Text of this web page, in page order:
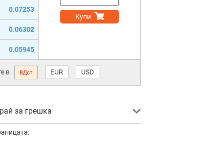
0.07253
0.06302
0.05945
Купи
в ВДст EUR USD
за грешка